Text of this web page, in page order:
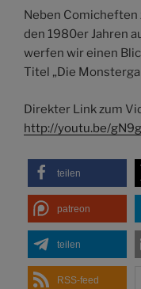
Neben Comicheften
den 1980er Jahren
werfen wir einen
Titel „Die
Direkter Link zum
http://youtu.be/
teilen
patreon
teilen
RSS-feed